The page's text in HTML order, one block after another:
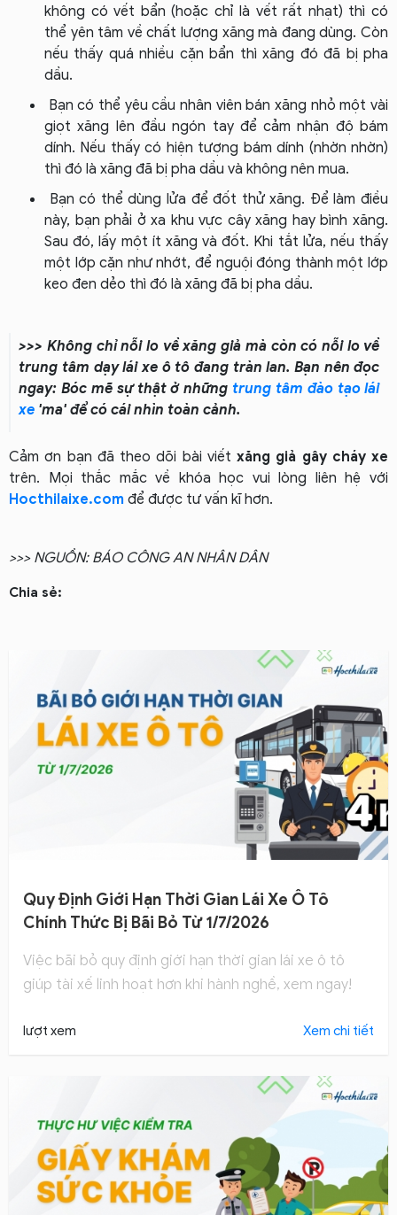
không có vết bẩn (hoặc chỉ là vết rất nhạt) thì có
thể yên tâm về chất lượng xăng mà đang dùng. Còn
nếu thấy quá nhiều cặn bẩn thì xăng đó đã bị pha
dầu.
Bạn có thể yêu cầu nhân viên bán xăng nhỏ một vài
giọt xăng lên đầu ngón tay để cảm nhận độ bám
dính. Nếu thấy có hiện tượng bám dính (nhờn nhờn)
thì đó là xăng đã bị pha dầu và không nên mua.
Bạn có thể dùng lửa để đốt thử xăng. Để làm điều
này, bạn phải ở xa khu vực cây xăng hay bình xăng.
Sau đó, lấy một ít xăng và đốt. Khi tắt lửa, nếu thấy
một lớp cặn như nhớt, để nguội đóng thành một lớp
keo đen dẻo thì đó là xăng đã bị pha dầu.
>>> Không chỉ nỗi lo về xăng giả mà còn có nỗi lo về
trung tâm dạy lái xe ô tô đang tràn lan. Bạn nên đọc
ngay: Bóc mẽ sự thật ở những trung tâm đào tạo lái
xe 'ma' để có cái nhìn toàn cảnh.
Cảm ơn bạn đã theo dõi bài viết xăng giả gây cháy xe
trên. Mọi thắc mắc về khóa học vui lòng liên hệ với
Hocthilaixe.com để được tư vấn kĩ hơn.
>>> NGUỒN: BÁO CÔNG AN NHÂN DÂN
Chia sẻ:
Quy Định Giới Hạn Thời Gian Lái Xe Ô Tô
Chính Thức Bị Bãi Bỏ Từ 1/7/2026
Việc bãi bỏ quy định giới hạn thời gian lái xe ô tô
giúp tài xế linh hoạt hơn khi hành nghề, xem ngay!
lượt xem Xem chi tiết